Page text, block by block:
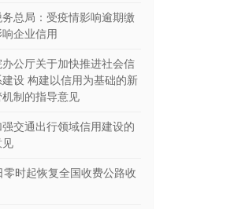
务总局：受疫情影响逾期缴
企业信用
办公厅关于加快推进社会信
建设 构建以信用为基础的新
制的指导意见
强交通出行领域信用建设的
见
零时起恢复全国收费公路收